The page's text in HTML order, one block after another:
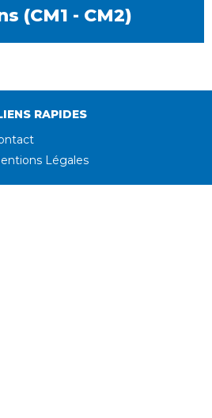
(CM1 - CM2)
RAPIDES
Légales